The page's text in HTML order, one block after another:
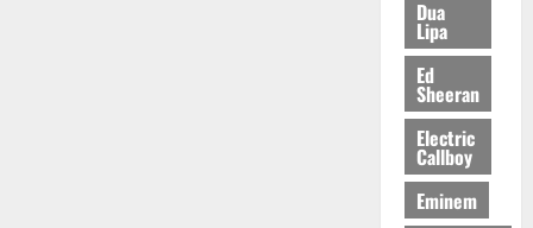
Dua
Lipa
Ed
Sheeran
Electric
Callboy
Eminem